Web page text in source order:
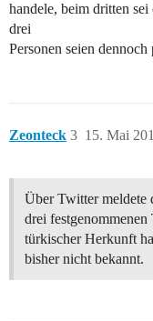
handele, beim dritten
drei
Personen seien
Zeonteck 15. Mai
3
Über Twitter meldete
drei
türkischer Herkunft
bisher nicht bekannt.